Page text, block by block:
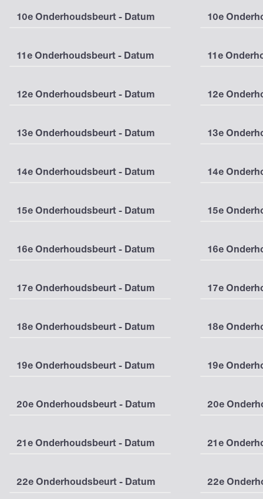
10e Onderhoudsbeurt - Datum 10e
11e Onderhoudsbeurt - Datum 11e
12e Onderhoudsbeurt - Datum 12e
13e Onderhoudsbeurt - Datum 13e
14e Onderhoudsbeurt - Datum 14e
15e Onderhoudsbeurt - Datum 15e
16e Onderhoudsbeurt - Datum 16e
17e Onderhoudsbeurt - Datum 17e
18e Onderhoudsbeurt - Datum 18e
19e Onderhoudsbeurt - Datum 19e
20e Onderhoudsbeurt - Datum 20e
21e Onderhoudsbeurt - Datum 21e
22e Onderhoudsbeurt - Datum 22e